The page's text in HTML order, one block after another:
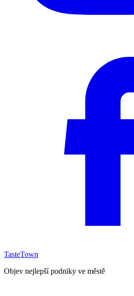
TasteTown
Objev nejlepší podniky ve městě